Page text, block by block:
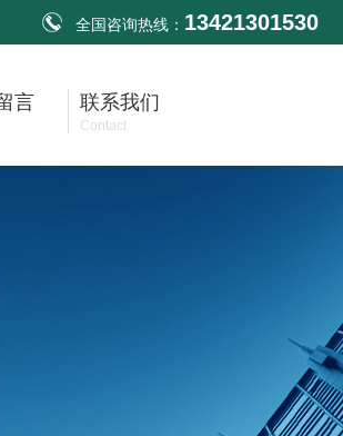
全国咨询热线： 13421301530
言 联系我们
Contact